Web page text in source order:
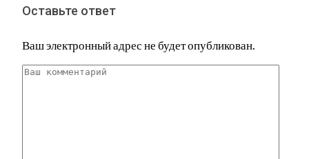
Оставьте ответ
Ваш электронный адрес не будет опубликован.